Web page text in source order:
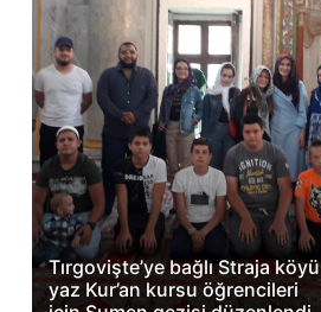
Tırgovişte’ye bağlı Straja köyü
yaz Kur’an kursu öğrencileri